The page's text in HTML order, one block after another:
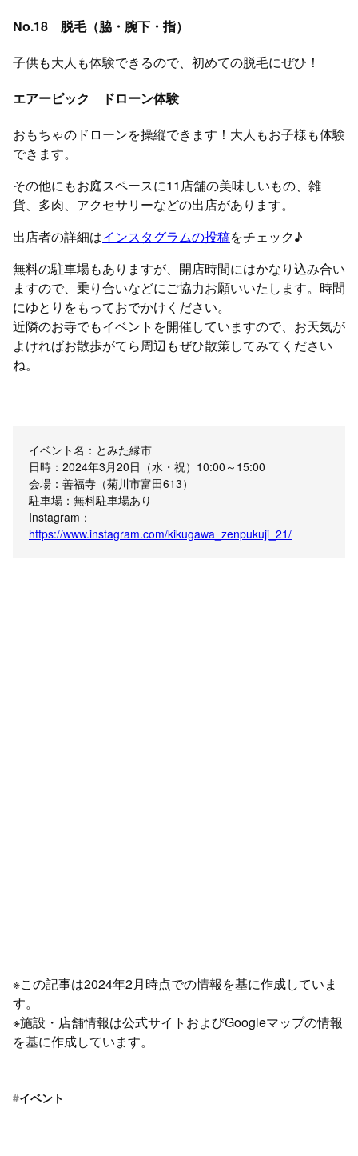
No.18 脱毛（脇・腕下・指）
子供も大人も体験できるので、初めての脱毛にぜひ！
エアーピック ドローン体験
おもちゃのドローンを操縦できます！大人もお子様も体験
できます。
その他にもお庭スペースに11店舗の美味しいもの、雑
貨、多肉、アクセサリーなどの出店があります。
出店者の詳細はインスタグラムの投稿をチェック♪
無料の駐車場もありますが、開店時間にはかなり込み合い
ますので、乗り合いなどにご協力お願いいたします。時間
にゆとりをもっておでかけください。
近隣のお寺でもイベントを開催していますので、お天気が
よければお散歩がてら周辺もぜひ散策してみてください
ね。
イベント名：とみた縁市
日時：2024年3月20日（水・祝）10:00～15:00
会場：善福寺（菊川市富田613）
駐車場：無料駐車場あり
Instagram：
https://www.instagram.com/kikugawa_zenpukuji_21/
※この記事は2024年2月時点での情報を基に作成していま
す。
※施設・店舗情報は公式サイトおよびGoogleマップの情報
を基に作成しています。
#イベント